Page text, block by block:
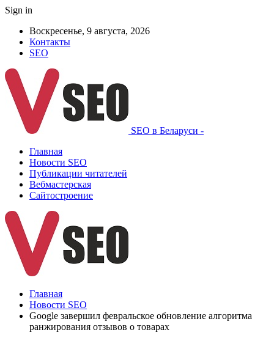
Sign in
Воскресенье, 9 августа, 2026
Контакты
SEO
SEO в Беларуси -
Главная
Новости SEO
Публикации читателей
Вебмастерская
Сайтостроение
Главная
Новости SEO
Google завершил февральское обновление алгоритма
ранжирования отзывов о товарах